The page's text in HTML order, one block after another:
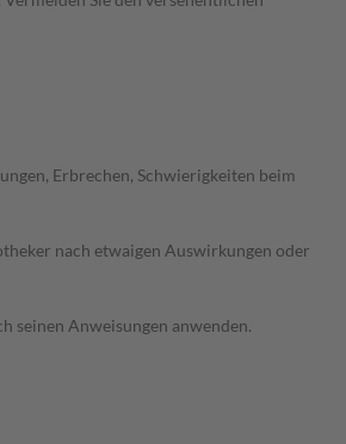
Erbrechen, Schwierigkeiten beim
nach etwaigen Auswirkungen oder
seinen Anweisungen anwenden.